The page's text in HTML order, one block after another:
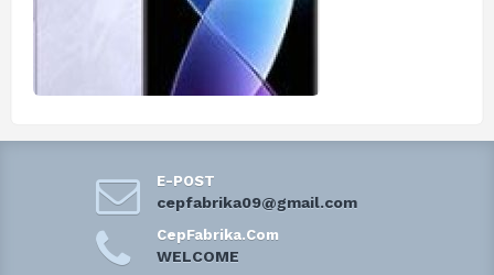
E-POST
cepfabrika09@gmail.com
CepFabrika.Com
WELCOME